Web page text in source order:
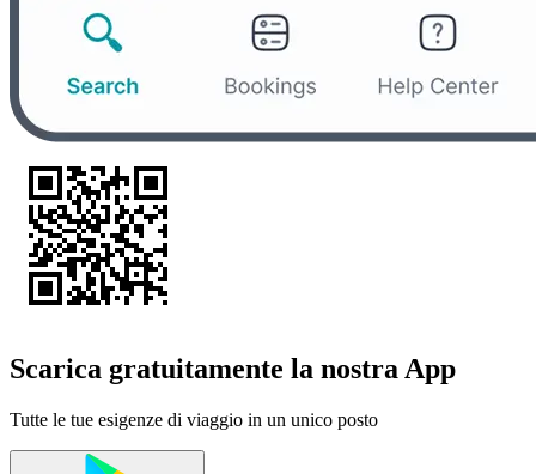
Scarica gratuitamente la nostra App
Tutte le tue esigenze di viaggio in un unico posto